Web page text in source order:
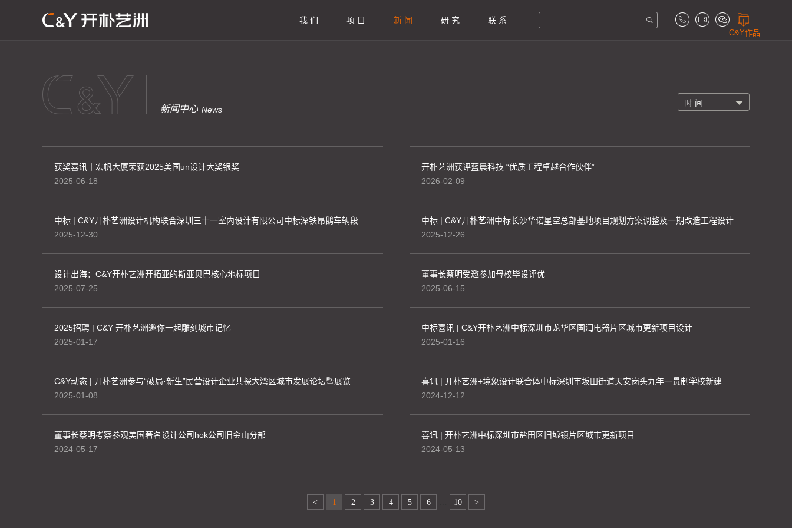
我 们 项 目 新 闻 研 究 联 系
C&Y作品
新闻中心 News
获奖喜讯丨宏帆大厦荣获2025美国un设计大奖银奖
2025-06-18
开朴艺洲获评蓝晨科技 “优质工程卓越合作伙伴”
2026-02-09
2025-12-30
中标 | C&Y开朴艺洲中标长沙华诺星空总部基地项目规划方案调整及一期改造工程设计
2025-12-26
设计出海：C&Y开朴艺洲开拓亚的斯亚贝巴核心地标项目
2025-07-25
董事长蔡明受邀参加母校毕设评优
2025-06-15
2025招聘 | C&Y 开朴艺洲邀你一起雕刻城市记忆
2025-01-17
中标喜讯 | C&Y开朴艺洲中标深圳市龙华区国润电器片区城市更新项目设计
2025-01-16
C&Y动态 | 开朴艺洲参与“破局·新生”民营设计企业共探大湾区城市发展论坛暨展览
2025-01-08
喜讯 | 开朴艺洲+境象设计联合体中标深圳市坂田街道天安岗头九年一贯制学校新建工程（方案设计及初步设计）
2024-12-12
董事长蔡明考察参观美国著名设计公司hok公司旧金山分部
2024-05-17
喜讯 | 开朴艺洲中标深圳市盐田区旧墟镇片区城市更新项目
2024-05-13
< 1 2 3 4 5 6 10 >